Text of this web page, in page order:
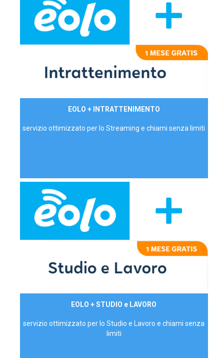
EOLO + INTRATTENIMENTO
servizio ottimizzato per lo Streaming e chiami senza limiti
EOLO + STUDIO e LAVORO
servizio ottimizzato per lo Studio e Lavoro e chiami senza
limiti